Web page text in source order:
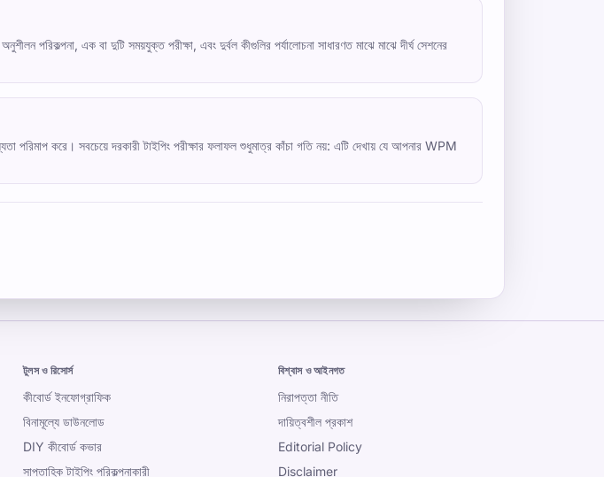
পরিকল্পনা, এক বা দুটি সময়যুক্ত পরীক্ষা, এবং দুর্বল কীগুলির পর্যালোচনা সাধারণত মাঝে মাঝে দীর্ঘ সেশনের
পরিমাপ করে। সবচেয়ে দরকারী টাইপিং পরীক্ষার ফলাফল শুধুমাত্র কাঁচা গতি নয়: এটি দেখায় যে আপনার WPM
টুলস ও রিসোর্স
কীবোর্ড ইনফোগ্রাফিক
বিনামূল্যে ডাউনলোড
DIY কীবোর্ড কভার
সাপ্তাহিক টাইপিং পরিকল্পনাকারী
বিশ্বাস ও আইনগত
নিরাপত্তা নীতি
দায়িত্বশীল প্রকাশ
Editorial Policy
Disclaimer